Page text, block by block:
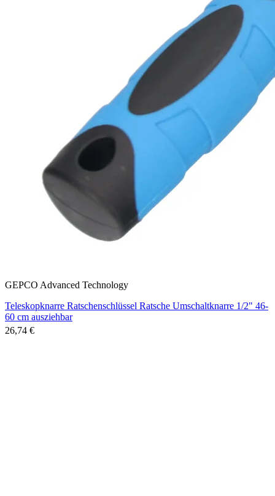
GEPCO Advanced Technology
Teleskopknarre Ratschenschlüssel Ratsche Umschaltknarre 1/2" 46-
60 cm ausziehbar
26,74 €